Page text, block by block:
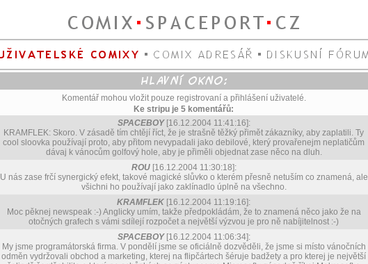
Komentář mohou vložit pouze registrovaní a přihlášení uživatelé.
Ke stripu je 5 komentářů:
SPACEBOY[16.12.2004 11:41:16]:
KRAMFLEK: Skoro. V zásadě tím chtějí říct, že je strašně těžký přimět zákazníky, aby zaplatili. Ty
cool sloovka používají proto, aby přitom nevypadali jako debilové, který provařenejm neplatičům
dávaj k vánocům golfový hole, aby je přiměli objednat zase něco na dluh.
ROU[16.12.2004 11:30:18]:
U nás zase frčí synergický efekt, takové magické slůvko o kterém přesně netuším co znamená, ale
všichni ho používají jako zaklínadlo úplně na všechno.
KRAMFLEK [16.12.2004 11:19:16]:
Moc pěknej newspeak :-) Anglicky umím, takže předpokládám, že to znamená něco jako že na
otočných grafech s vámi sdílejí rozpočet a největší výzvou je pro ně nabíjitelnost :-)
SPACEBOY[16.12.2004 11:06:34]:
My jsme programátorská firma. V pondělí jsme se oficiálně dozvěděli, že jsme si místo vánočních
odměn vydržovali obchod a marketing, kterej na flipčártech šéruje badžety a pro kterej je největší